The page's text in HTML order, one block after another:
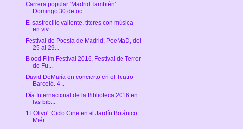
Carrera popular ‘Madrid También’.
Domingo 30 de oc...
El sastrecillo valiente, títeres con música
en viv...
Festival de Poesía de Madrid, PoeMaD, del
25 al 29...
Blood Film Festival 2016, Festival de Terror
de Fu...
David DeMaría en concierto en el Teatro
Barceló. 4...
Día Internacional de la Biblioteca 2016 en
las bib...
'El Olivo'. Ciclo Cine en el Jardín Botánico.
Miér...